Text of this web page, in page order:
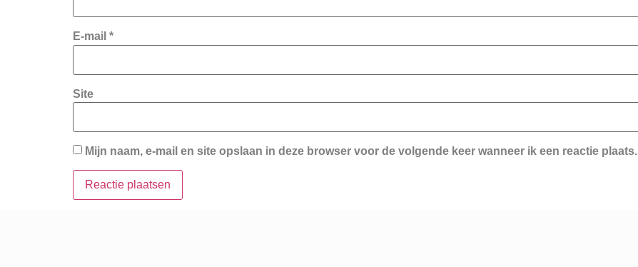
E-mail *
Site
Mijn naam, e-mail en site opslaan in deze browser voor de volgende keer wanneer ik een reactie plaats.